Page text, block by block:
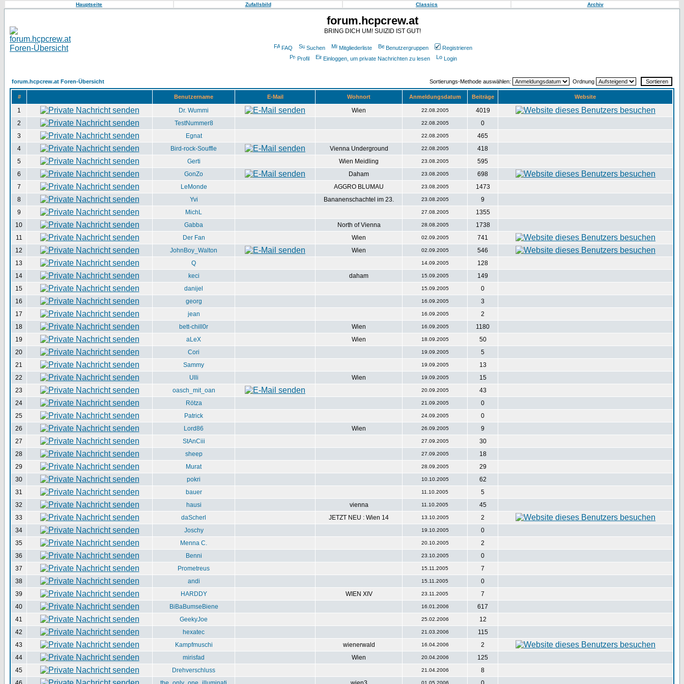
Hauptseite Zufallsbild Classics Archiv
forum.hcpcrew.at
BRING DICH UM! SUIZID IST GUT!
FAQ Suchen Mitgliederliste Benutzergruppen
Registrieren
Profil
Einloggen, um private Nachrichten zu lesen Login
forum.hcpcrew.at Foren-Übersicht Sortierungs-Methode auswählen: Ordnung
# Benutzername E-Mail Wohnort Anmeldungsdatum Beiträge Website
1 Dr. Wummi Wien 22.08.2005
4019
2
TestNummer8 22.08.2005
0
3
Egnat 22.08.2005
465
4
Bird-rock-Souffle Vienna Underground 22.08.2005
418
5
Gerti Wien Meidling 23.08.2005
595
6
GonZo Daham 23.08.2005
698
7
LeMonde AGGRO BLUMAU 23.08.2005
1473
8
Yvi Bananenschachtel im 23. 23.08.2005
9
9
MichL 27.08.2005
1355
10
Gabba North of Vienna 28.08.2005
1738
11
Der Fan Wien 02.09.2005
741
12
JohnBoy_Walton Wien 02.09.2005
546
13
Q 14.09.2005
128
14
keci daham 15.09.2005
149
15
danijel 15.09.2005
0
16
georg 16.09.2005
3
17
jean 16.09.2005
2
18
bett-chill0r Wien 16.09.2005
1180
19
aLeX Wien 18.09.2005
50
20
Cori 19.09.2005
5
21
Sammy 19.09.2005
13
22
Ulli Wien 19.09.2005
15
23
oasch_mit_oan 20.09.2005
43
24
Rötza 21.09.2005
0
25
Patrick 24.09.2005
0
26
Lord86 Wien 26.09.2005
9
27
StAnCiii 27.09.2005
30
28
sheep 27.09.2005
18
29
Murat 28.09.2005
29
30
pokri 10.10.2005
62
31
bauer 11.10.2005
5
32
hausi vienna 11.10.2005
45
33
daScherl JETZT NEU : Wien 14 13.10.2005
2
34
Joschy 19.10.2005
0
35
Menna C. 20.10.2005
2
36
Benni 23.10.2005
0
37
Prometreus 15.11.2005
7
38
andi 15.11.2005
0
39
HARDDY WIEN XIV 23.11.2005
7
40
BiBaBumseBiene 16.01.2006
617
41
GeekyJoe 25.02.2006
12
42
hexatec 21.03.2006
115
43
Kampfmuschi wienerwald 16.04.2006
2
44
mirisfad Wien 20.04.2006
125
45
Drehverschluss 21.04.2006
8
01.05.2006